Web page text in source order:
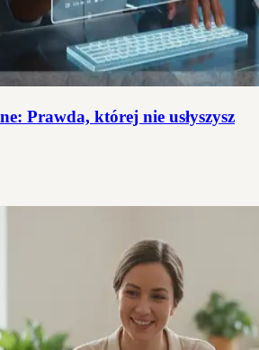
Prawda, której nie usłyszysz